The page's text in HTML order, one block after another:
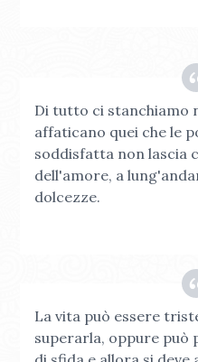
Di tutto ci stanchiamo
affaticano quei che le
soddisfatta non lascia
dell'amore, a
dolcezze.
La vita può essere
superarla, oppure può